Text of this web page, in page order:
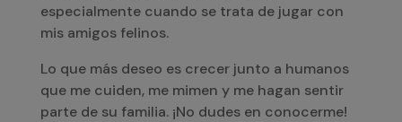
especialmente cuando se trata de jugar con
mis amigos felinos.
Lo que más deseo es crecer junto a humanos
que me cuiden, me mimen y me hagan sentir
parte de su familia. ¡No dudes en conocerme!